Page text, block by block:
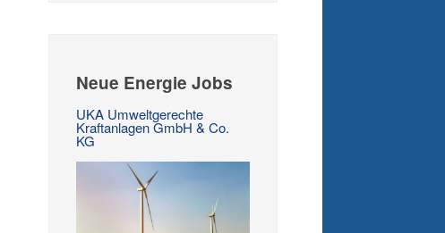
Neue Energie Jobs
UKA Umweltgerechte
Kraftanlagen GmbH & Co.
KG